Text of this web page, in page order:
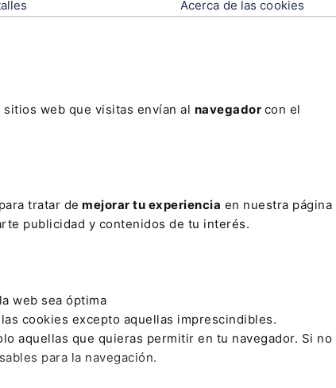
Acerca de las cookies
sitios web que visitas envían al navegador con el
para tratar de mejorar tu experiencia en nuestra página
publicidad y contenidos de tu interés.
web sea óptima
cookies excepto aquellas imprescindibles.
aquellas que quieras permitir en tu navegador. Si no
para la navegación.
El ‘Misterio del privilegio al Ministerio’
CONCILIACIÓN FAMILIAR CONSEJO GENERAL DEL
DERECHO A LA DIGNIDAD DIRECTIVA CSRD
LA ABOGACÍA